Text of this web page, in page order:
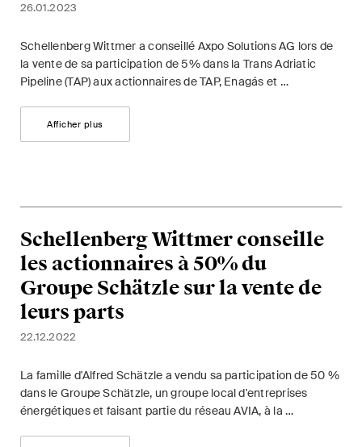
26.01.2023
Schellenberg Wittmer a conseillé Axpo Solutions AG lors de
la vente de sa participation de 5% dans la Trans Adriatic
Pipeline (TAP) aux actionnaires de TAP, Enagás et …
Afficher plus
Schellenberg Wittmer conseille
les actionnaires à 50% du
Groupe Schätzle sur la vente de
leurs parts
22.12.2022
La famille d'Alfred Schätzle a vendu sa participation de 50 %
dans le Groupe Schätzle, un groupe local d'entreprises
énergétiques et faisant partie du réseau AVIA, à la …